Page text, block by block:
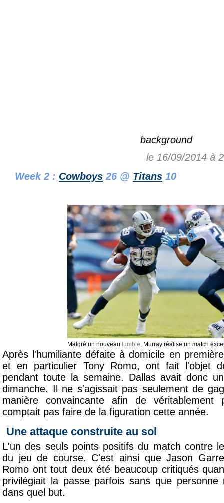
background
le 16/09/2014 à
Week 2 : Cowboys 26 @ Titans 10
Malgré un nouveau fumble, Murray réalise un match
Après l'humiliante défaite à domicile en
et en particulier Tony Romo, ont fait l'objet
pendant toute la semaine. Dallas avait donc
dimanche. Il ne s'agissait pas seulement de
manière convaincante afin de
comptait pas faire de la figuration cette année.
Une attaque construite au sol
L'un des seuls points positifs du match contre
du jeu de course. C'est ainsi que Jason
Romo ont tout deux été beaucoup critiqués
privilégiait la passe parfois sans que personne
dans quel but.